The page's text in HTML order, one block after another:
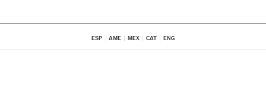
ESP AME MEX CAT ENG